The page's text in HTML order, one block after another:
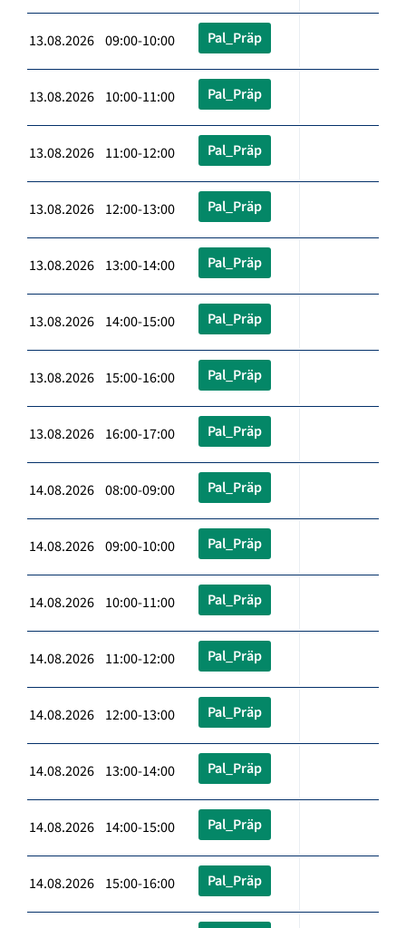
13.08.2026 09:00-10:00 Pal_Präp
13.08.2026 10:00-11:00 Pal_Präp
13.08.2026 11:00-12:00 Pal_Präp
13.08.2026 12:00-13:00 Pal_Präp
13.08.2026 13:00-14:00 Pal_Präp
13.08.2026 14:00-15:00 Pal_Präp
13.08.2026 15:00-16:00 Pal_Präp
13.08.2026 16:00-17:00 Pal_Präp
14.08.2026 08:00-09:00 Pal_Präp
14.08.2026 09:00-10:00 Pal_Präp
14.08.2026 10:00-11:00 Pal_Präp
14.08.2026 11:00-12:00 Pal_Präp
14.08.2026 12:00-13:00 Pal_Präp
14.08.2026 13:00-14:00 Pal_Präp
14.08.2026 14:00-15:00 Pal_Präp
14.08.2026 15:00-16:00 Pal_Präp